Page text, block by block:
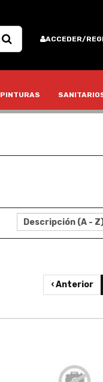
ACCEDER/
PINTURAS
‹ Anterior